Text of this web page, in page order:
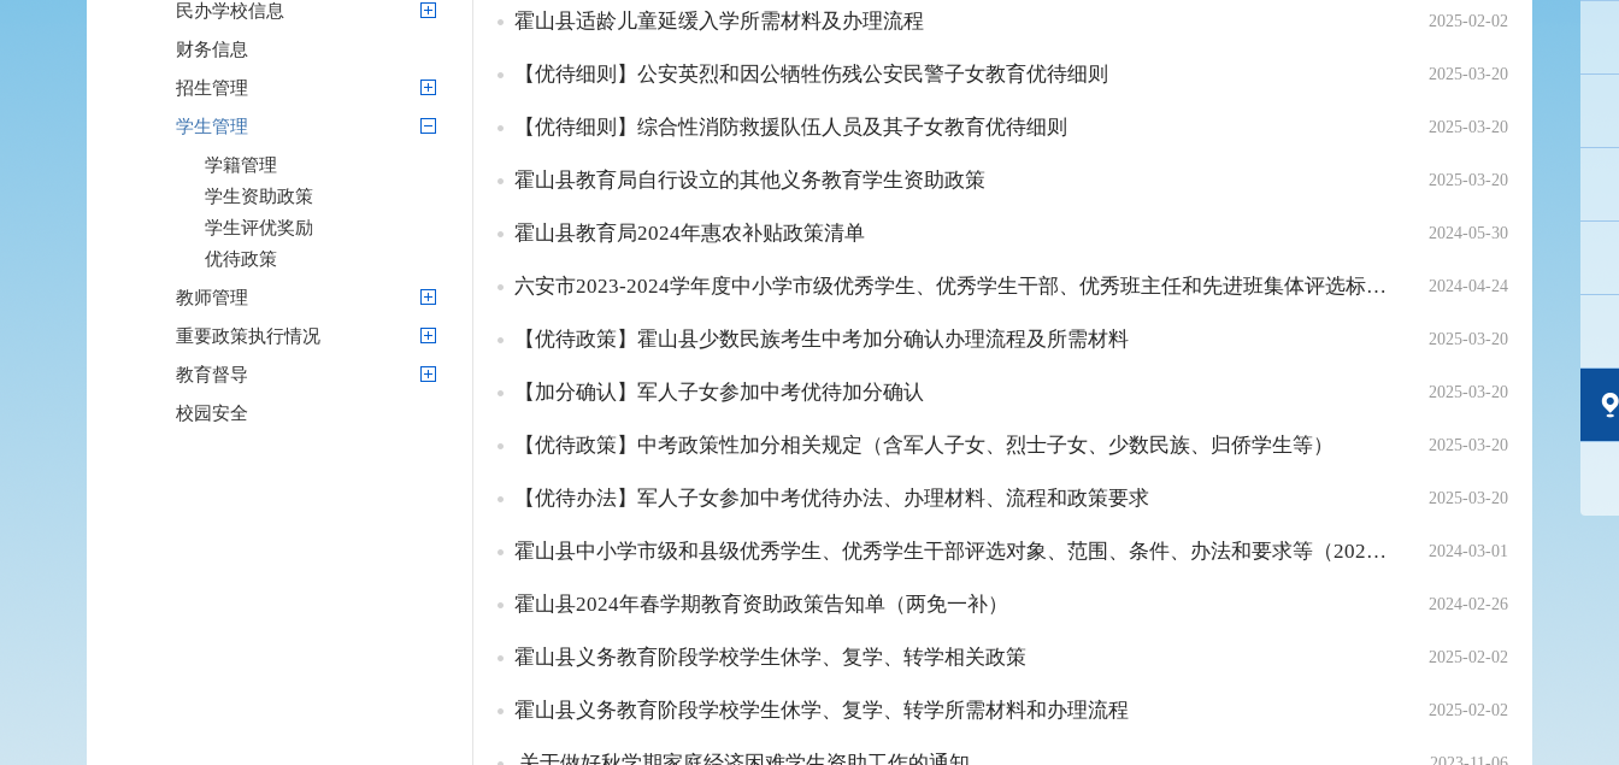
民办学校信息
财务信息
招生管理
学生管理
学籍管理
学生资助政策
学生评优奖励
优待政策
教师管理
重要政策执行情况
教育督导
校园安全
2025-02-02
霍山县适龄儿童延缓入学所需材料及办理流程
2025-03-20
【优待细则】公安英烈和因公牺牲伤残公安民警子女教育优待细则
2025-03-20
【优待细则】综合性消防救援队伍人员及其子女教育优待细则
2025-03-20
霍山县教育局自行设立的其他义务教育学生资助政策
2024-05-30
霍山县教育局2024年惠农补贴政策清单
2024-04-24
六安市2023-2024学年度中小学市级优秀学生、优秀学生干部、优秀班主任和先进班集体评选标准及评比办法
2025-03-20
【优待政策】霍山县少数民族考生中考加分确认办理流程及所需材料
2025-03-20
【加分确认】军人子女参加中考优待加分确认
2025-03-20
【优待政策】中考政策性加分相关规定（含军人子女、烈士子女、少数民族、归侨学生等）
2025-03-20
【优待办法】军人子女参加中考优待办法、办理材料、流程和政策要求
2024-03-01
霍山县中小学市级和县级优秀学生、优秀学生干部评选对象、范围、条件、办法和要求等（2023-2024学年度）
2024-02-26
霍山县2024年春学期教育资助政策告知单（两免一补）
2025-02-02
霍山县义务教育阶段学校学生休学、复学、转学相关政策
2025-02-02
霍山县义务教育阶段学校学生休学、复学、转学所需材料和办理流程